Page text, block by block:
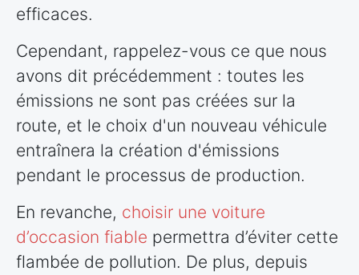
efficaces.
Cependant, rappelez-vous ce que nous
avons dit précédemment : toutes les
émissions ne sont pas créées sur la
route, et le choix d'un nouveau véhicule
entraînera la création d'émissions
pendant le processus de production.
En revanche, choisir une voiture
d’occasion fiable permettra d’éviter cette
flambée de pollution. De plus, depuis